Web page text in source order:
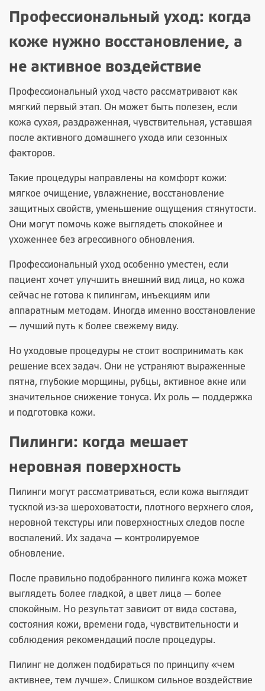
Профессиональный уход: когда
коже нужно восстановление, а
не активное воздействие
Профессиональный уход часто рассматривают как
мягкий первый этап. Он может быть полезен, если
кожа сухая, раздраженная, чувствительная, уставшая
после активного домашнего ухода или сезонных
факторов.
Такие процедуры направлены на комфорт кожи:
мягкое очищение, увлажнение, восстановление
защитных свойств, уменьшение ощущения стянутости.
Они могут помочь коже выглядеть спокойнее и
ухоженнее без агрессивного обновления.
Профессиональный уход особенно уместен, если
пациент хочет улучшить внешний вид лица, но кожа
сейчас не готова к пилингам, инъекциям или
аппаратным методам. Иногда именно восстановление
— лучший путь к более свежему виду.
Но уходовые процедуры не стоит воспринимать как
решение всех задач. Они не устраняют выраженные
пятна, глубокие морщины, рубцы, активное акне или
значительное снижение тонуса. Их роль — поддержка
и подготовка кожи.
Пилинги: когда мешает
неровная поверхность
Пилинги могут рассматриваться, если кожа выглядит
тусклой из-за шероховатости, плотного верхнего слоя,
неровной текстуры или поверхностных следов после
воспалений. Их задача — контролируемое
обновление.
После правильно подобранного пилинга кожа может
выглядеть более гладкой, а цвет лица — более
спокойным. Но результат зависит от вида состава,
состояния кожи, времени года, чувствительности и
соблюдения рекомендаций после процедуры.
Пилинг не должен подбираться по принципу «чем
активнее, тем лучше». Слишком сильное воздействие